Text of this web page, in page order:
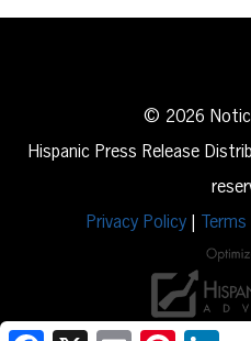
© 2026
Hispanic Press Release
Privacy Policy